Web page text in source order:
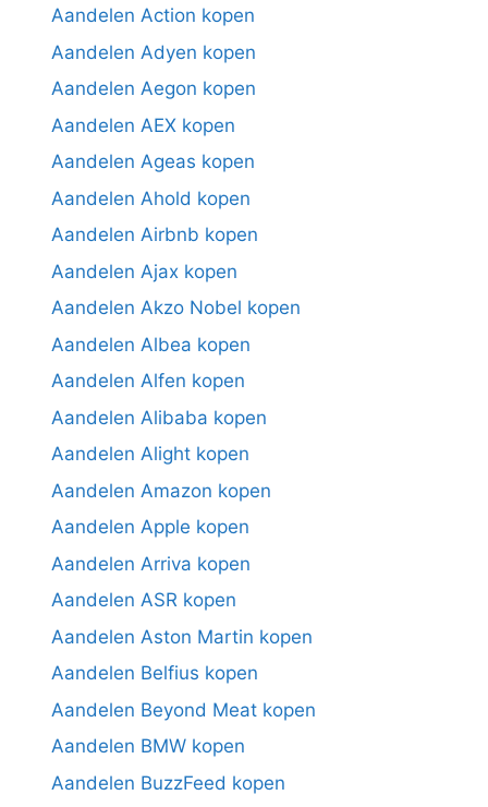
Aandelen Action kopen
Aandelen Adyen kopen
Aandelen Aegon kopen
Aandelen AEX kopen
Aandelen Ageas kopen
Aandelen Ahold kopen
Aandelen Airbnb kopen
Aandelen Ajax kopen
Aandelen Akzo Nobel kopen
Aandelen Albea kopen
Aandelen Alfen kopen
Aandelen Alibaba kopen
Aandelen Alight kopen
Aandelen Amazon kopen
Aandelen Apple kopen
Aandelen Arriva kopen
Aandelen ASR kopen
Aandelen Aston Martin kopen
Aandelen Belfius kopen
Aandelen Beyond Meat kopen
Aandelen BMW kopen
Aandelen BuzzFeed kopen